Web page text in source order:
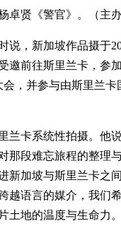
卓贤《警官》。（主办
说，新加坡作品摄于
邀前往斯里兰卡，参
，并参与由斯里兰卡
兰卡系统性拍摄。他
那段难忘旅程的整理
新加坡与斯里兰卡之
越语言的媒介，我们
土地的温度与生命力